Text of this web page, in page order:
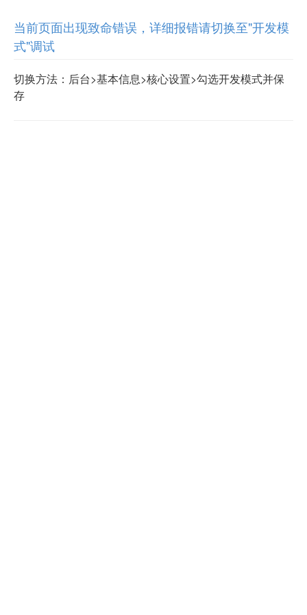
当前页面出现致命错误，详细报错请切换至"开发模
式"调试
切换方法：后台>基本信息>核心设置>勾选开发模式并保
存